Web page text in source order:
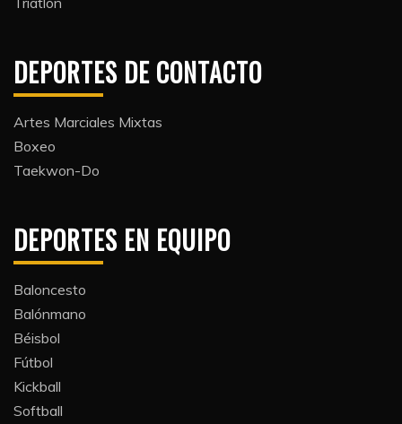
DEPORTES DE CONTACTO
Artes Marciales Mixtas
Boxeo
Taekwon-Do
DEPORTES EN EQUIPO
Baloncesto
Balónmano
Béisbol
Fútbol
Kickball​
Softball​